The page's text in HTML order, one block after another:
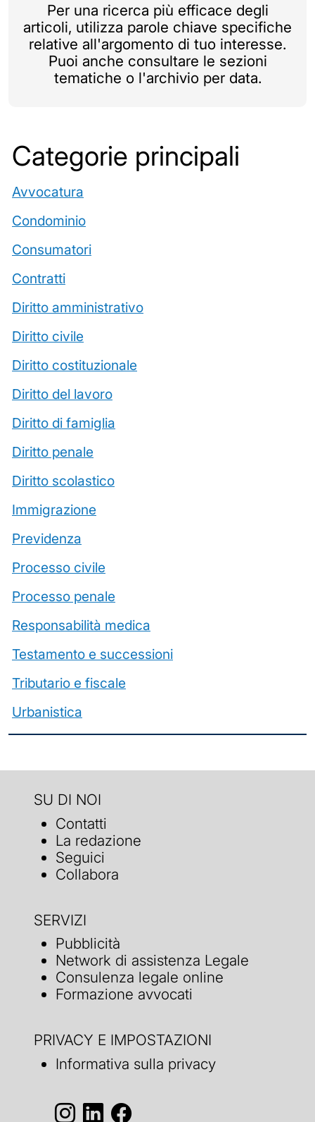
Per una ricerca più efficace degli
articoli, utilizza parole chiave specifiche
relative all'argomento di tuo interesse.
Puoi anche consultare le sezioni
tematiche o l'archivio per data.
Categorie principali
Avvocatura
Condominio
Consumatori
Contratti
Diritto amministrativo
Diritto civile
Diritto costituzionale
Diritto del lavoro
Diritto di famiglia
Diritto penale
Diritto scolastico
Immigrazione
Previdenza
Processo civile
Processo penale
Responsabilità medica
Testamento e successioni
Tributario e fiscale
Urbanistica
SU DI NOI
Contatti
La redazione
Seguici
Collabora
SERVIZI
Pubblicità
Network di assistenza Legale
Consulenza legale online
Formazione avvocati
PRIVACY E IMPOSTAZIONI
Informativa sulla privacy